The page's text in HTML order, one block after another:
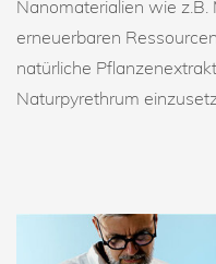
Nanomaterialien wie
erneuerbaren
natürliche
Naturpyrethrum